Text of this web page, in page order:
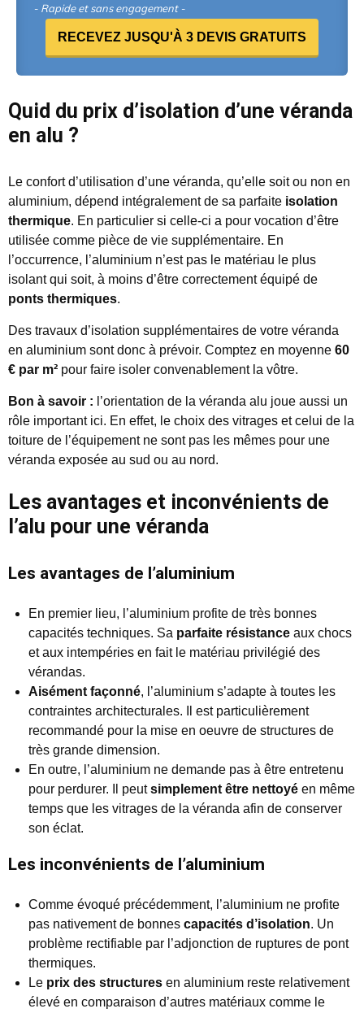
- Rapide et sans engagement -
RECEVEZ JUSQU'À 3 DEVIS GRATUITS
Quid du prix d’isolation d’une véranda
en alu ?
Le confort d’utilisation d’une véranda, qu’elle soit ou non en
aluminium, dépend intégralement de sa parfaite isolation
thermique. En particulier si celle-ci a pour vocation d’être
utilisée comme pièce de vie supplémentaire. En
l’occurrence, l’aluminium n’est pas le matériau le plus
isolant qui soit, à moins d’être correctement équipé de
ponts thermiques.
Des travaux d’isolation supplémentaires de votre véranda
en aluminium sont donc à prévoir. Comptez en moyenne 60
€ par m² pour faire isoler convenablement la vôtre.
Bon à savoir : l’orientation de la véranda alu joue aussi un
rôle important ici. En effet, le choix des vitrages et celui de la
toiture de l’équipement ne sont pas les mêmes pour une
véranda exposée au sud ou au nord.
Les avantages et inconvénients de
l’alu pour une véranda
Les avantages de l’aluminium
En premier lieu, l’aluminium profite de très bonnes
capacités techniques. Sa parfaite résistance aux chocs
et aux intempéries en fait le matériau privilégié des
vérandas.
Aisément façonné, l’aluminium s’adapte à toutes les
contraintes architecturales. Il est particulièrement
recommandé pour la mise en oeuvre de structures de
très grande dimension.
En outre, l’aluminium ne demande pas à être entretenu
pour perdurer. Il peutsimplement être nettoyé en même
temps que les vitrages de la véranda afin de conserver
son éclat.
Les inconvénients de l’aluminium
Comme évoqué précédemment, l’aluminium ne profite
pas nativement de bonnes capacités d’isolation. Un
problème rectifiable par l’adjonction de ruptures de pont
thermiques.
Le prix des structures en aluminium reste relativement
élevé en comparaison d’autres matériaux comme le